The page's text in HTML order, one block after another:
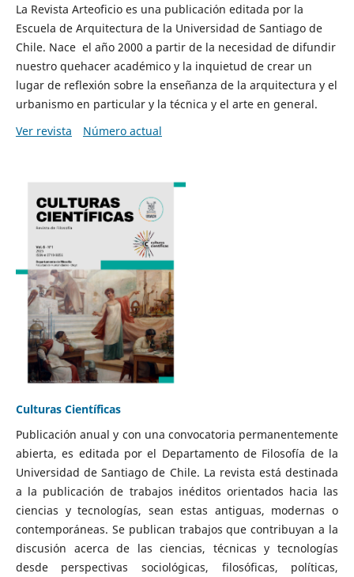
La Revista Arteoficio es una publicación editada por la
Escuela de Arquitectura de la Universidad de Santiago de
Chile. Nace el año 2000 a partir de la necesidad de difundir
nuestro quehacer académico y la inquietud de crear un
lugar de reflexión sobre la enseñanza de la arquitectura y el
urbanismo en particular y la técnica y el arte en general.
Ver revista
Número actual
Culturas Científicas
Publicación anual y con una convocatoria permanentemente
abierta, es editada por el Departamento de Filosofía de la
Universidad de Santiago de Chile. La revista está destinada
a la publicación de trabajos inéditos orientados hacia las
ciencias y tecnologías, sean estas antiguas, modernas o
contemporáneas. Se publican trabajos que contribuyan a la
discusión acerca de las ciencias, técnicas y tecnologías
desde perspectivas sociológicas, filosóficas, políticas,